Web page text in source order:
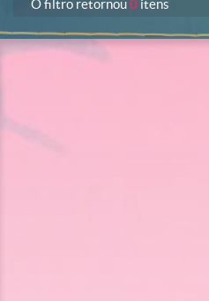
O filtro retornou0 itens